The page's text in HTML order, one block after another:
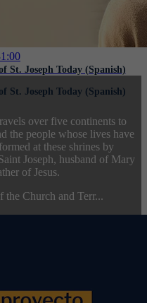
St. Joseph Today (Spanish)
St. Joseph Today (Spanish)
over five continents to
the people whose lives have
at these shrines by
Joseph, husband of Mary
of Jesus.
the Church and Terr...